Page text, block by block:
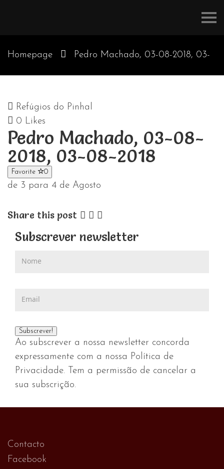
Homepage Pedro Machado, 03-08-2018, 03-
Refúgios do Pinhal
0 Likes
Pedro Machado, 03-08-
2018, 03-08-2018
Favorite 0
de 3 para 4 de Agosto
Share this post
Subscrever newsletter
Ao subscrever a nossa newsletter concorda
expressamente com a nossa Política de
Privacidade. Tem a permissão de cancelar a
sua subscrição.
Contacto
Facebook